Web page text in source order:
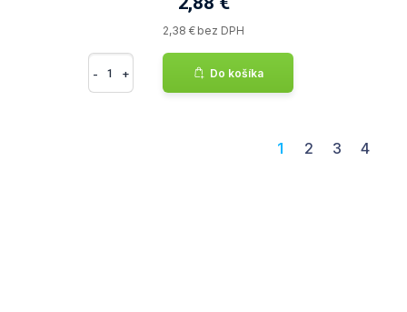
2,38 € bez DPH
- + Do košíka
1 2 3 4